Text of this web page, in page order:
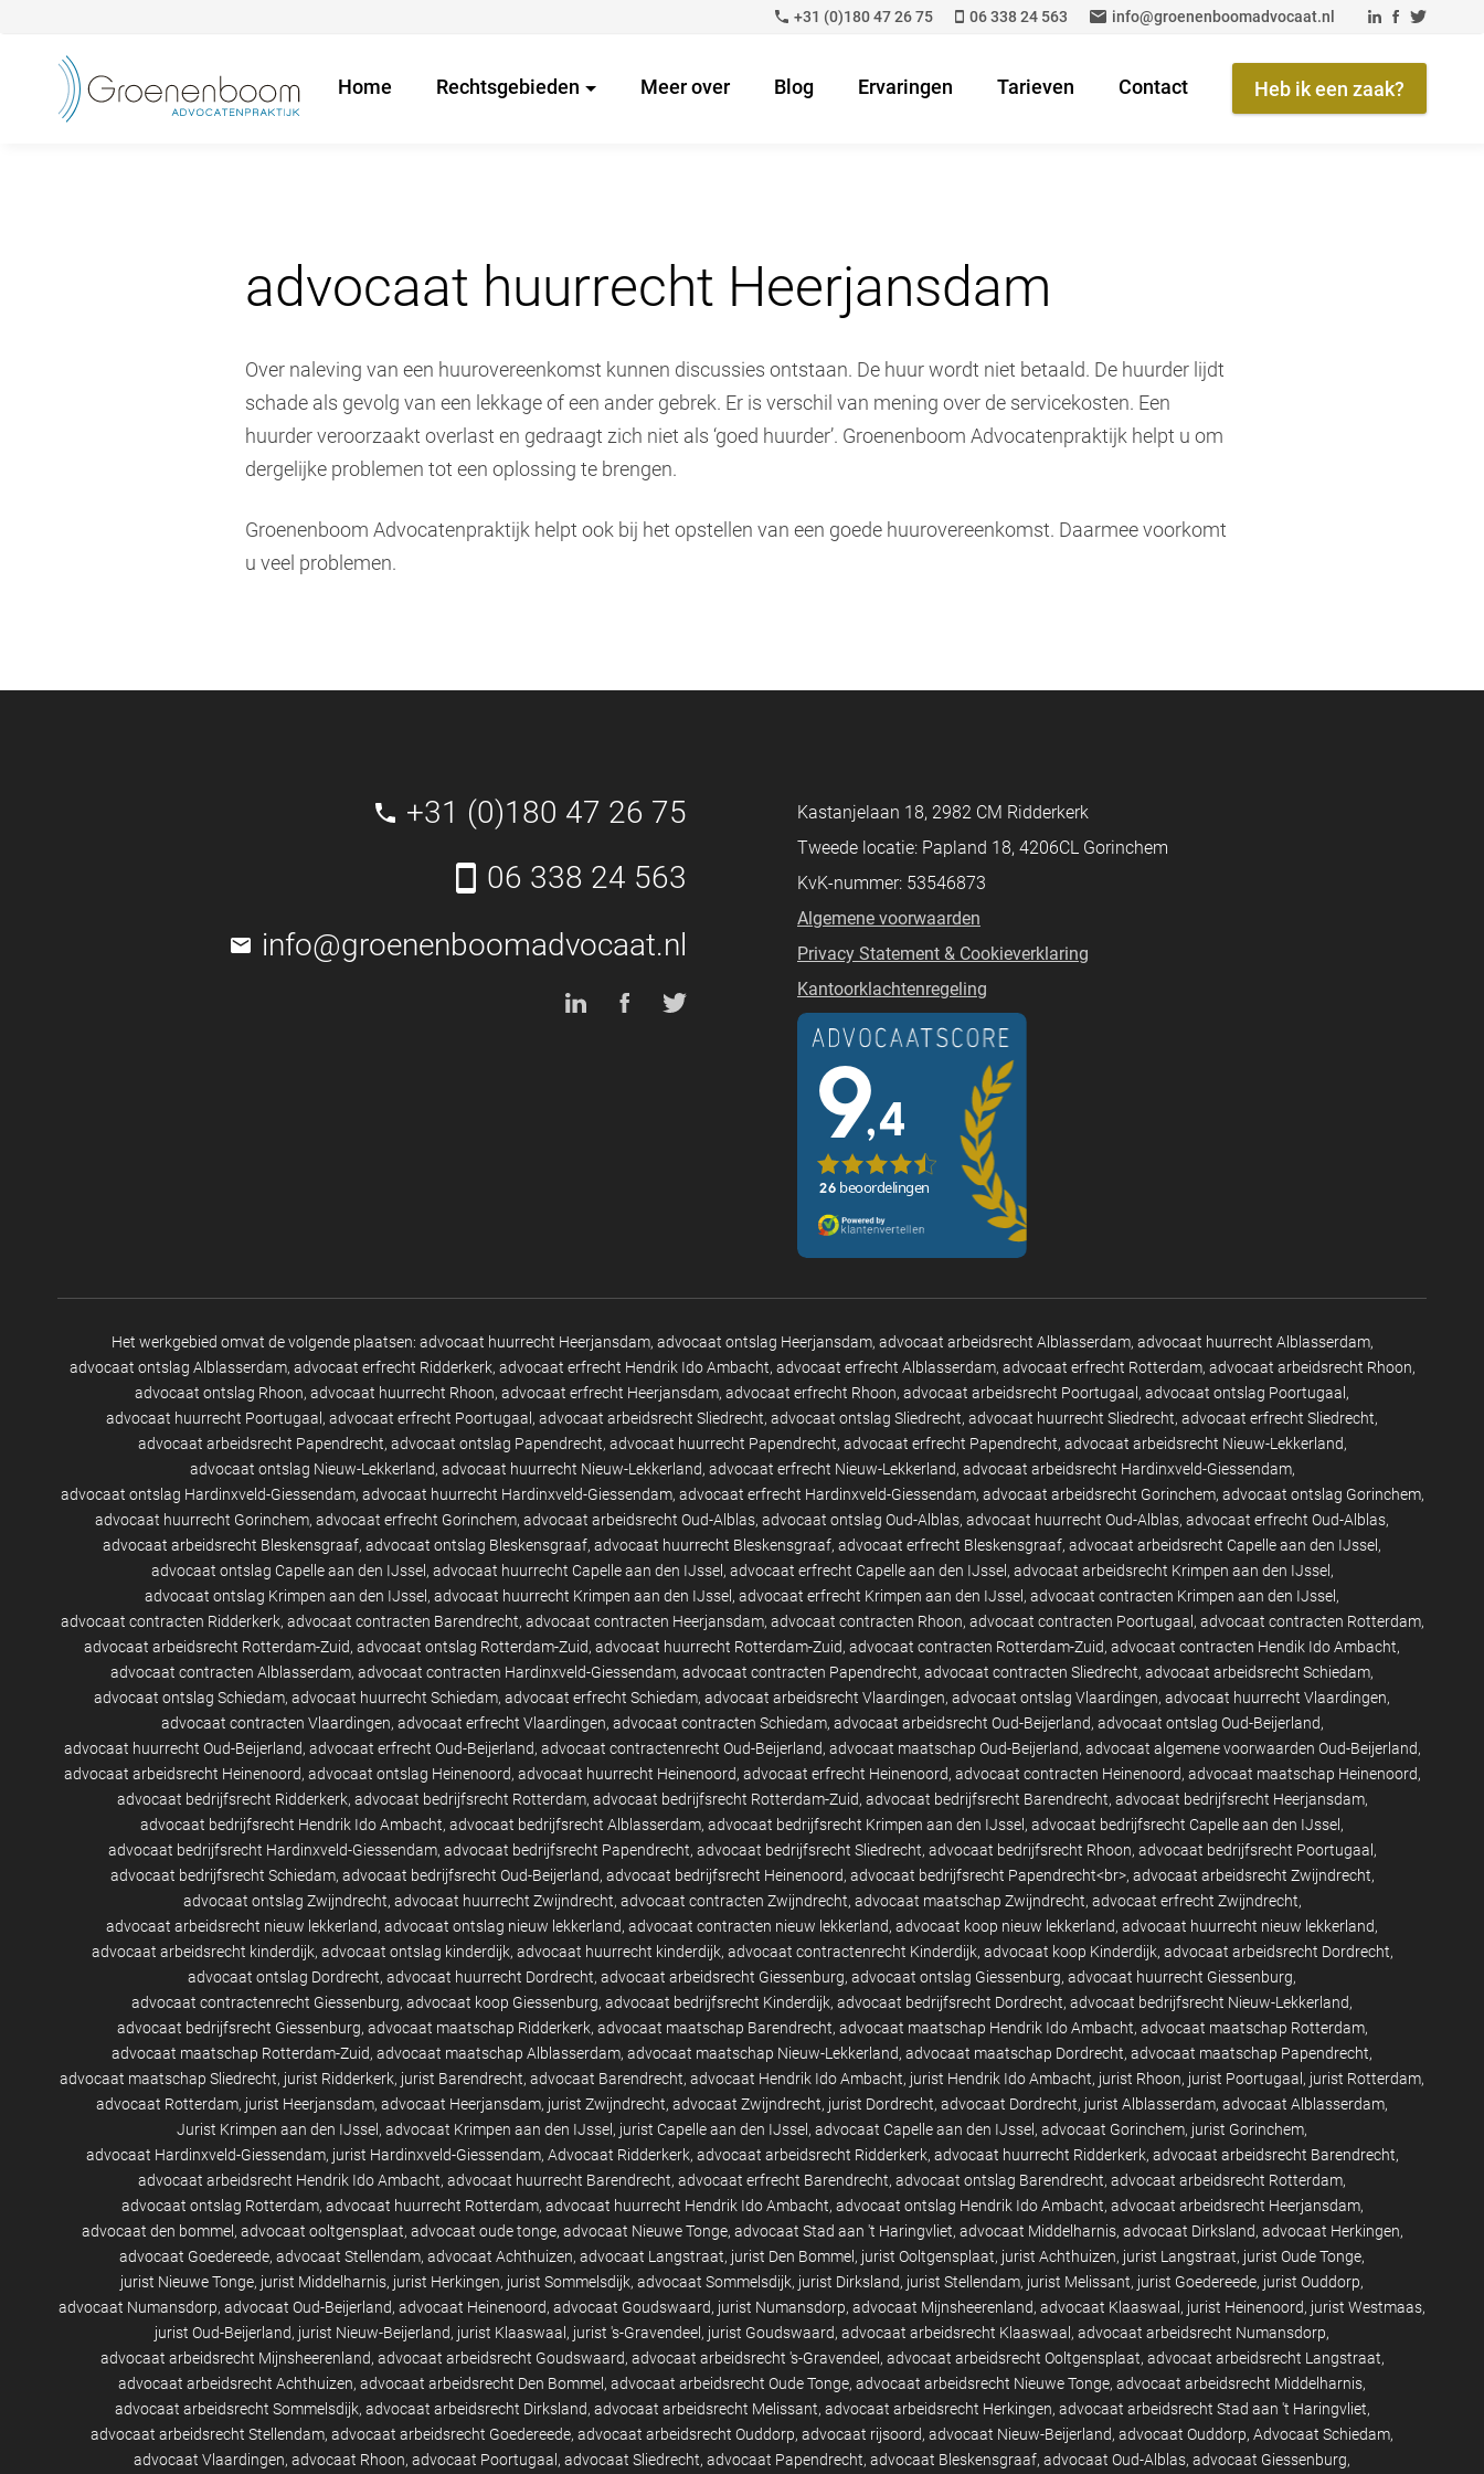
+31 (0)180 47 26 75 06 338 24 563 info@groenenboomadvocaat.nl
Home Rechtsgebieden Meer over Blog Ervaringen Tarieven Contact Heb ik een zaak?
advocaat huurrecht Heerjansdam
Over naleving van een huurovereenkomst kunnen discussies ontstaan. De huur wordt niet betaald. De huurder lijdt
schade als gevolg van een lekkage of een ander gebrek. Er is verschil van mening over de servicekosten. Een
huurder veroorzaakt overlast en gedraagt zich niet als ‘goed huurder’. Groenenboom Advocatenpraktijk helpt u om
dergelijke problemen tot een oplossing te brengen.
Groenenboom Advocatenpraktijk helpt ook bij het opstellen van een goede huurovereenkomst. Daarmee voorkomt
u veel problemen.
+31 (0)180 47 26 75
06 338 24 563
info@groenenboomadvocaat.nl
Kastanjelaan 18, 2982 CM Ridderkerk
Tweede locatie: Papland 18, 4206CL Gorinchem
KvK-nummer: 53546873
Algemene voorwaarden
Privacy Statement & Cookieverklaring
Kantoorklachtenregeling
Het werkgebied omvat de volgende plaatsen: advocaat huurrecht Heerjansdam advocaat ontslag Heerjansdam advocaat arbeidsrecht Alblasserdam advocaat huurrecht Alblasserdam
advocaat ontslag Alblasserdam advocaat erfrecht Ridderkerk advocaat erfrecht Hendrik Ido Ambacht advocaat erfrecht Alblasserdam advocaat erfrecht Rotterdam advocaat arbeidsrecht Rhoon
advocaat ontslag Rhoon advocaat huurrecht Rhoon advocaat erfrecht Heerjansdam advocaat erfrecht Rhoon advocaat arbeidsrecht Poortugaal
advocaat ontslag Poortugaal
advocaat huurrecht Poortugaal
advocaat erfrecht Poortugaal advocaat arbeidsrecht Sliedrecht advocaat ontslag Sliedrecht advocaat huurrecht Sliedrecht advocaat erfrecht Sliedrecht
advocaat arbeidsrecht Papendrecht advocaat ontslag Papendrecht advocaat huurrecht Papendrecht advocaat erfrecht Papendrecht advocaat arbeidsrecht Nieuw-Lekkerland
advocaat ontslag Nieuw-Lekkerland advocaat huurrecht Nieuw-Lekkerland advocaat erfrecht Nieuw-Lekkerland advocaat arbeidsrecht Hardinxveld-Giessendam
advocaat ontslag Hardinxveld-Giessendam advocaat huurrecht Hardinxveld-Giessendam advocaat erfrecht Hardinxveld-Giessendam advocaat arbeidsrecht Gorinchem advocaat ontslag Gorinchem
advocaat huurrecht Gorinchem advocaat erfrecht Gorinchem advocaat arbeidsrecht Oud-Alblas advocaat ontslag Oud-Alblas advocaat huurrecht Oud-Alblas advocaat erfrecht Oud-Alblas
advocaat arbeidsrecht Bleskensgraaf advocaat ontslag Bleskensgraaf advocaat huurrecht Bleskensgraaf advocaat erfrecht Bleskensgraaf advocaat arbeidsrecht Capelle aan den IJssel
advocaat ontslag Capelle aan den IJssel advocaat huurrecht Capelle aan den IJssel advocaat erfrecht Capelle aan den IJssel advocaat arbeidsrecht Krimpen aan den IJssel
advocaat ontslag Krimpen aan den IJssel advocaat huurrecht Krimpen aan den IJssel advocaat erfrecht Krimpen aan den IJssel advocaat contracten Krimpen aan den IJssel
advocaat contracten Ridderkerk advocaat contracten Barendrecht advocaat contracten Heerjansdam advocaat contracten Rhoon advocaat contracten Poortugaal
advocaat contracten Rotterdam
advocaat arbeidsrecht Rotterdam-Zuid advocaat ontslag Rotterdam-Zuid advocaat huurrecht Rotterdam-Zuid advocaat contracten Rotterdam-Zuid advocaat contracten Hendik Ido Ambacht
advocaat contracten Alblasserdam advocaat contracten Hardinxveld-Giessendam advocaat contracten Papendrecht advocaat contracten Sliedrecht advocaat arbeidsrecht Schiedam
advocaat ontslag Schiedam advocaat huurrecht Schiedam advocaat erfrecht Schiedam advocaat arbeidsrecht Vlaardingen advocaat ontslag Vlaardingen advocaat huurrecht Vlaardingen
advocaat contracten Vlaardingen advocaat erfrecht Vlaardingen advocaat contracten Schiedam advocaat arbeidsrecht Oud-Beijerland advocaat ontslag Oud-Beijerland
advocaat huurrecht Oud-Beijerland advocaat erfrecht Oud-Beijerland advocaat contractenrecht Oud-Beijerland advocaat maatschap Oud-Beijerland advocaat algemene voorwaarden Oud-Beijerland
advocaat arbeidsrecht Heinenoord advocaat ontslag Heinenoord advocaat huurrecht Heinenoord advocaat erfrecht Heinenoord advocaat contracten Heinenoord advocaat maatschap Heinenoord
advocaat bedrijfsrecht Ridderkerk advocaat bedrijfsrecht Rotterdam advocaat bedrijfsrecht Rotterdam-Zuid advocaat bedrijfsrecht Barendrecht advocaat bedrijfsrecht Heerjansdam
advocaat bedrijfsrecht Hendrik Ido Ambacht advocaat bedrijfsrecht Alblasserdam advocaat bedrijfsrecht Krimpen aan den IJssel advocaat bedrijfsrecht Capelle aan den IJssel
advocaat bedrijfsrecht Hardinxveld-Giessendam advocaat bedrijfsrecht Papendrecht advocaat bedrijfsrecht Sliedrecht advocaat bedrijfsrecht Rhoon advocaat bedrijfsrecht Poortugaal
advocaat bedrijfsrecht Schiedam advocaat bedrijfsrecht Oud-Beijerland advocaat bedrijfsrecht Heinenoord advocaat bedrijfsrecht Papendrecht<br> advocaat arbeidsrecht Zwijndrecht
advocaat ontslag Zwijndrecht advocaat huurrecht Zwijndrecht advocaat contracten Zwijndrecht advocaat maatschap Zwijndrecht advocaat erfrecht Zwijndrecht
advocaat arbeidsrecht nieuw lekkerland advocaat ontslag nieuw lekkerland advocaat contracten nieuw lekkerland advocaat koop nieuw lekkerland advocaat huurrecht nieuw lekkerland
advocaat arbeidsrecht kinderdijk advocaat ontslag kinderdijk advocaat huurrecht kinderdijk advocaat contractenrecht Kinderdijk advocaat koop Kinderdijk advocaat arbeidsrecht Dordrecht
advocaat ontslag Dordrecht advocaat huurrecht Dordrecht advocaat arbeidsrecht Giessenburg advocaat ontslag Giessenburg advocaat huurrecht Giessenburg
advocaat contractenrecht Giessenburg advocaat koop Giessenburg advocaat bedrijfsrecht Kinderdijk advocaat bedrijfsrecht Dordrecht advocaat bedrijfsrecht Nieuw-Lekkerland
advocaat bedrijfsrecht Giessenburg advocaat maatschap Ridderkerk advocaat maatschap Barendrecht advocaat maatschap Hendrik Ido Ambacht advocaat maatschap Rotterdam
advocaat maatschap Rotterdam-Zuid advocaat maatschap Alblasserdam advocaat maatschap Nieuw-Lekkerland advocaat maatschap Dordrecht advocaat maatschap Papendrecht
advocaat maatschap Sliedrecht jurist Ridderkerk jurist Barendrecht advocaat Barendrecht advocaat Hendrik Ido Ambacht jurist Hendrik Ido Ambacht jurist Rhoon jurist Poortugaal
jurist Rotterdam
advocaat Rotterdam jurist Heerjansdam advocaat Heerjansdam jurist Zwijndrecht advocaat Zwijndrecht jurist Dordrecht advocaat Dordrecht jurist Alblasserdam advocaat Alblasserdam
Jurist Krimpen aan den IJssel advocaat Krimpen aan den IJssel jurist Capelle aan den IJssel advocaat Capelle aan den IJssel advocaat Gorinchem jurist Gorinchem
advocaat Hardinxveld-Giessendam jurist Hardinxveld-Giessendam Advocaat Ridderkerk advocaat arbeidsrecht Ridderkerk advocaat huurrecht Ridderkerk advocaat arbeidsrecht Barendrecht
advocaat arbeidsrecht Hendrik Ido Ambacht advocaat huurrecht Barendrecht advocaat erfrecht Barendrecht advocaat ontslag Barendrecht advocaat arbeidsrecht Rotterdam
advocaat ontslag Rotterdam advocaat huurrecht Rotterdam advocaat huurrecht Hendrik Ido Ambacht advocaat ontslag Hendrik Ido Ambacht advocaat arbeidsrecht Heerjansdam
advocaat den bommel advocaat ooltgensplaat advocaat oude tonge advocaat Nieuwe Tonge advocaat Stad aan 't Haringvliet advocaat Middelharnis advocaat Dirksland advocaat Herkingen
advocaat Goedereede advocaat Stellendam advocaat Achthuizen advocaat Langstraat jurist Den Bommel jurist Ooltgensplaat jurist Achthuizen jurist Langstraat jurist Oude Tonge
jurist Nieuwe Tonge jurist Middelharnis jurist Herkingen jurist Sommelsdijk advocaat Sommelsdijk jurist Dirksland jurist Stellendam jurist Melissant jurist Goedereede jurist Ouddorp
advocaat Numansdorp advocaat Oud-Beijerland advocaat Heinenoord advocaat Goudswaard jurist Numansdorp advocaat Mijnsheerenland advocaat Klaaswaal jurist Heinenoord jurist Westmaas
jurist Oud-Beijerland jurist Nieuw-Beijerland jurist Klaaswaal jurist 's-Gravendeel jurist Goudswaard advocaat arbeidsrecht Klaaswaal
advocaat arbeidsrecht Numansdorp
advocaat arbeidsrecht Mijnsheerenland advocaat arbeidsrecht Goudswaard advocaat arbeidsrecht 's-Gravendeel advocaat arbeidsrecht Ooltgensplaat advocaat arbeidsrecht Langstraat
advocaat arbeidsrecht Achthuizen advocaat arbeidsrecht Den Bommel advocaat arbeidsrecht Oude Tonge advocaat arbeidsrecht Nieuwe Tonge advocaat arbeidsrecht Middelharnis
advocaat arbeidsrecht Sommelsdijk advocaat arbeidsrecht Dirksland advocaat arbeidsrecht Melissant advocaat arbeidsrecht Herkingen advocaat arbeidsrecht Stad aan 't Haringvliet
advocaat arbeidsrecht Stellendam advocaat arbeidsrecht Goedereede advocaat arbeidsrecht Ouddorp advocaat rijsoord advocaat Nieuw-Beijerland advocaat Ouddorp Advocaat Schiedam
advocaat Vlaardingen advocaat Rhoon advocaat Poortugaal advocaat Sliedrecht advocaat Papendrecht advocaat Bleskensgraaf advocaat Oud-Alblas advocaat Giessenburg